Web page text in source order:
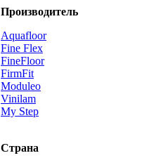
Производитель
Aquafloor
Fine Flex
FineFloor
FirmFit
Moduleo
Vinilam
My Step
Страна